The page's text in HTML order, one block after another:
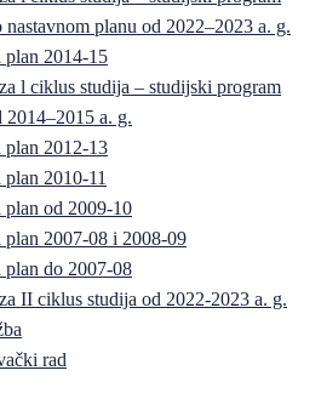
nastavnom planu od 2022–2023 a. g.
plan 2014-15
l ciklus studija – studijski program
2014–2015 a. g.
plan 2012-13
2010-11
plan od 2009-10
plan 2007-08 i 2008-09
plan do 2007-08
II ciklus studija od 2022-2023 a. g.
rad